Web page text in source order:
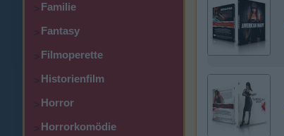
>Familie
>Fantasy
>Filmoperette
>Historienfilm
>Horror
>Horrorkomödie